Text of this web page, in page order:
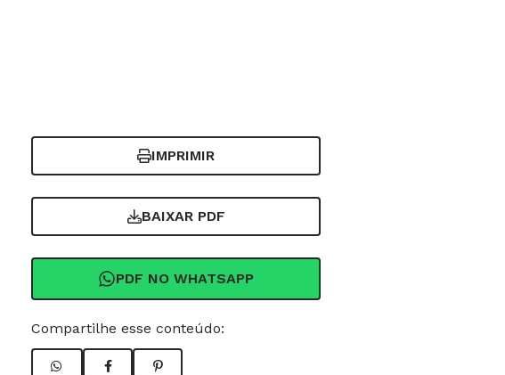
IMPRIMIR
BAIXAR PDF
PDF NO WHATSAPP
Compartilhe esse conteúdo: